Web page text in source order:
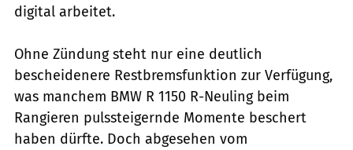
digital arbeitet.
Ohne Zündung steht nur eine deutlich
bescheidenere Restbremsfunktion zur Verfügung,
was manchem BMW R 1150 R-Neuling beim
Rangieren pulssteigernde Momente beschert
haben dürfte. Doch abgesehen vom